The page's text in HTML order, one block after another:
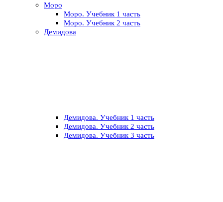
Моро
Моро. Учебник 1 часть
Моро. Учебник 2 часть
Демидова
Демидова. Учебник 1 часть
Демидова. Учебник 2 часть
Демидова. Учебник 3 часть